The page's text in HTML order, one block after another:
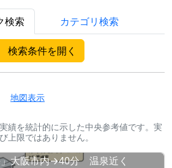
検索 カテゴリ検索
検索条件を開く
地図表示
績を統計的に示した中央参考値です。実
上限ではありません。
大阪市内→40分 温泉近く